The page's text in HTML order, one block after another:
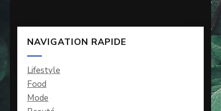
NAVIGATION RAPIDE
Lifestyle
Food
Mode